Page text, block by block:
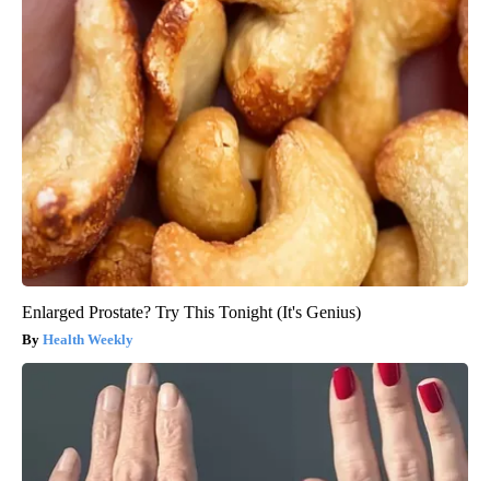
Enlarged Prostate? Try This Tonight (It's Genius)
Health Weekly